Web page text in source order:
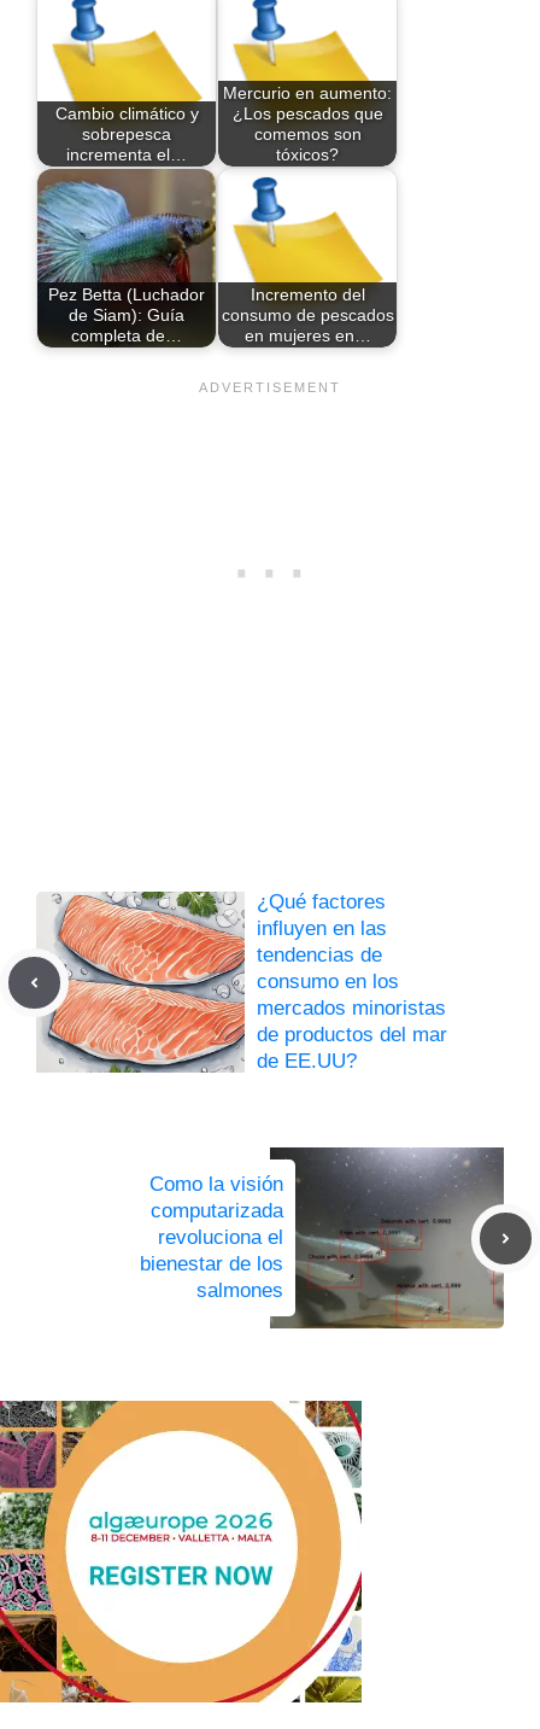
Cambio climático y
sobrepesca
incrementa el…
Mercurio en aumento:
¿Los pescados que
comemos son
tóxicos?
Pez Betta (Luchador
de Siam): Guía
completa de…
Incremento del
consumo de pescados
en mujeres en…
¿Qué factores
influyen en las
tendencias de
consumo en los
mercados minoristas
de productos del mar
de EE.UU?
Como la visión
computarizada
revoluciona el
bienestar de los
salmones